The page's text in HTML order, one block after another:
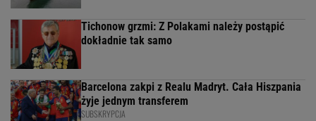
Tichonow grzmi: Z Polakami należy postąpić
dokładnie tak samo
Barcelona zakpi z Realu Madryt. Cała Hiszpania
żyje jednym transferem
SUBSKRYPCJA